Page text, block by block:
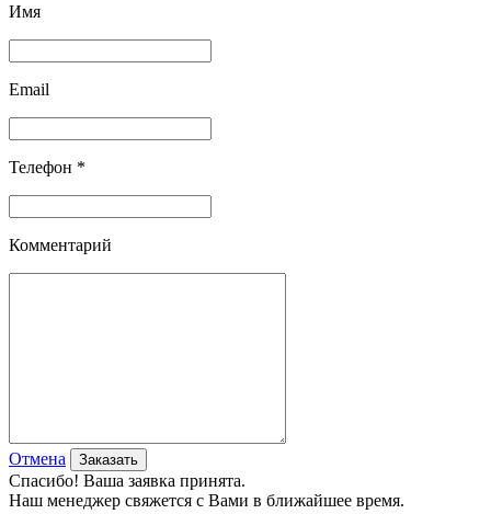
Имя
Email
Телефон *
Комментарий
Отмена
Спасибо! Ваша заявка принята.
Наш менеджер свяжется с Вами в ближайшее время.